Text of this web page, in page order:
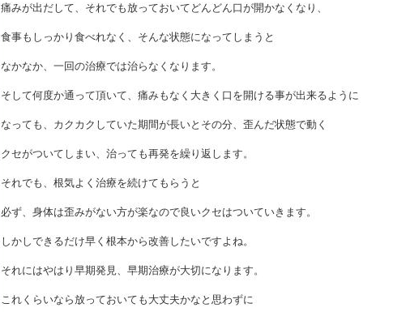
痛みが出だして、それでも放っておいてどんどん口が開かなくなり、
食事もしっかり食べれなく、そんな状態になってしまうと
なかなか、一回の治療では治らなくなります。
そして何度か通って頂いて、痛みもなく大きく口を開ける事が出来るように
なっても、カクカクしていた期間が長いとその分、歪んだ状態で動く
クセがついてしまい、治っても再発を繰り返します。
それでも、根気よく治療を続けてもらうと
必ず、身体は歪みがない方が楽なので良いクセはついていきます。
しかしできるだけ早く根本から改善したいですよね。
それにはやはり早期発見、早期治療が大切になります。
これくらいなら放っておいても大丈夫かなと思わずに